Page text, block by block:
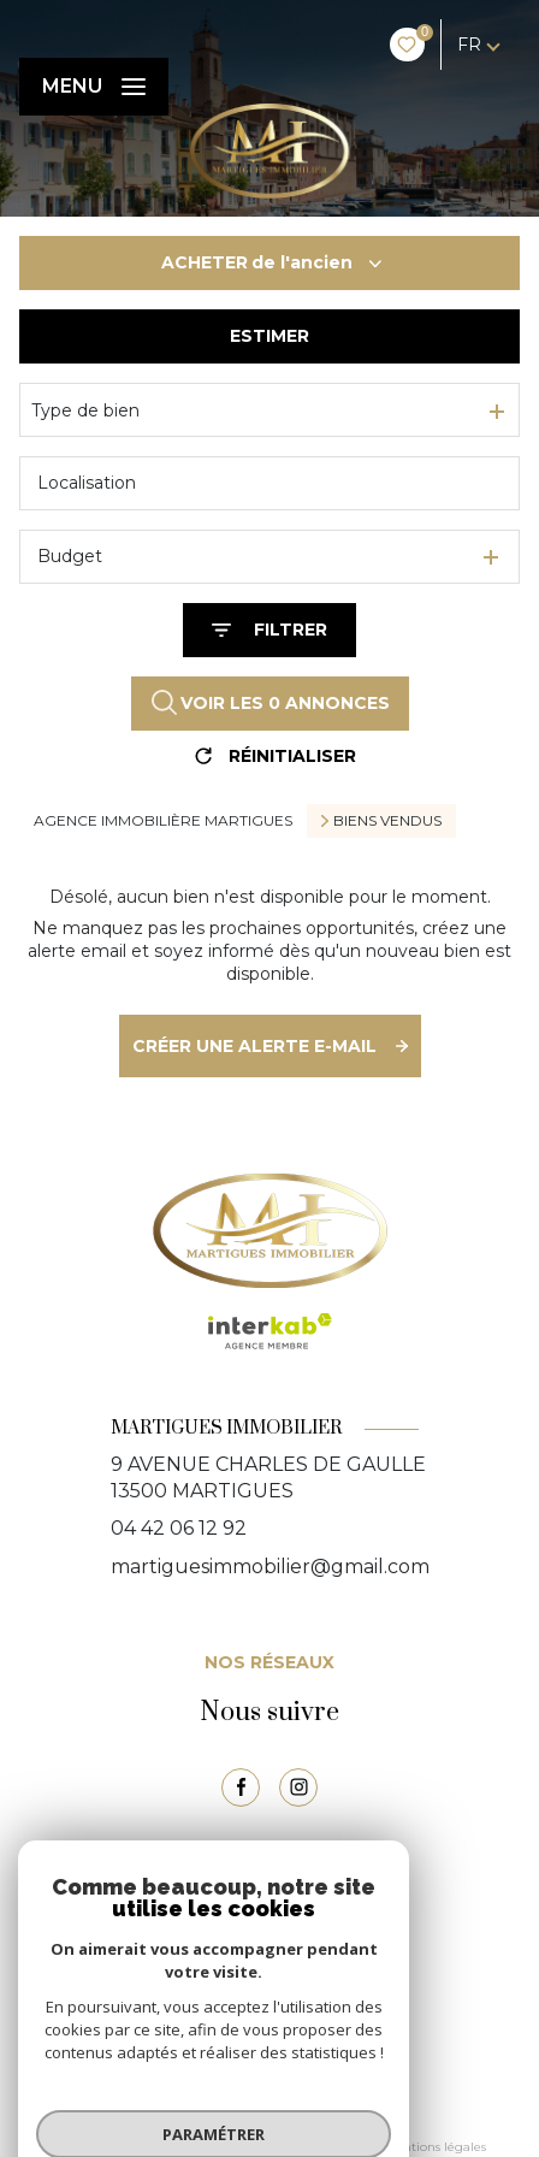
0
FR
MENU
ACHETER de l'ancien
De l'immo pro
ESTIMER
Type de bien
Budget
FILTRER
VOIR LES 0ANNONCES
RÉINITIALISER
AGENCE IMMOBILIÈRE MARTIGUES BIENS VENDUS
Désolé, aucun bien n'est disponible pour le moment.
Ne manquez pas les prochaines opportunités, créez une
alerte email et soyez informé dès qu'un nouveau bien est
disponible.
CRÉER UNE ALERTE E-MAIL
MARTIGUES IMMOBILIER
9 AVENUE CHARLES DE GAULLE
13500 MARTIGUES
04 42 06 12 92
martiguesimmobilier@gmail.com
NOS RÉSEAUX
Nous suivre
ADHÉRENTS
Nous adhérons
© 2026 | Tous droits réservés
Mentions légales
Comme beaucoup, notre site
utilise les cookies
On aimerait vous accompagner pendant
votre visite.
En poursuivant, vous acceptez l'utilisation des
cookies par ce site, afin de vous proposer des
contenus adaptés et réaliser des statistiques !
PARAMÉTRER